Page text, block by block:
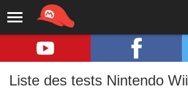
Liste des tests Nintendo Wii